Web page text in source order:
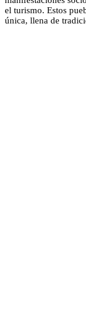
el turismo. Estos
única, llena de